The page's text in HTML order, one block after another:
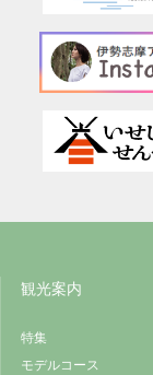
観光案内
特集
モデルコース